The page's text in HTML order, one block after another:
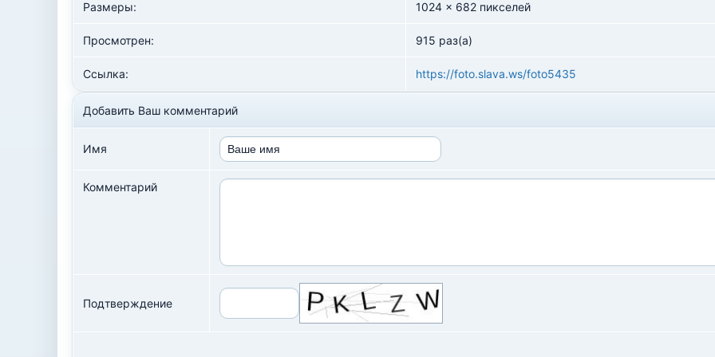
Размеры: 1024 x 682 пикселей
Просмотрен: 915 раз(а)
Ссылка: https://foto.slava.ws/foto5435
Добавить Ваш комментарий
Имя
Комментарий
Подтверждение